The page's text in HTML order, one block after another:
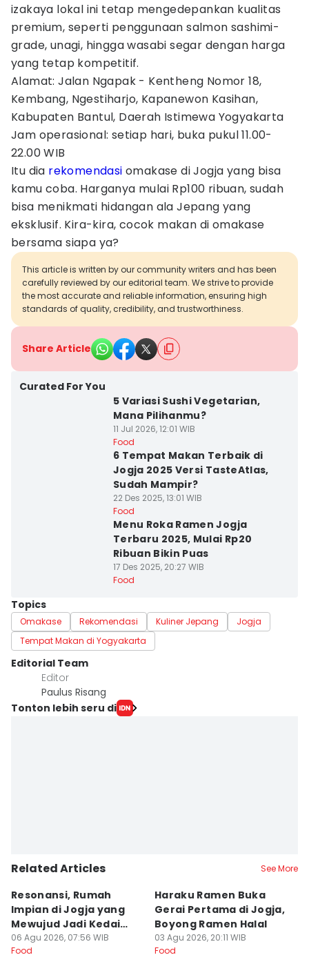
izakaya lokal ini tetap mengedepankan kualitas
premium, seperti penggunaan salmon sashimi-
grade, unagi, hingga wasabi segar dengan harga
yang tetap kompetitif.
Alamat: Jalan Ngapak - Kentheng Nomor 18,
Kembang, Ngestiharjo, Kapanewon Kasihan,
Kabupaten Bantul, Daerah Istimewa Yogyakarta
Jam operasional: setiap hari, buka pukul 11.00-
22.00 WIB
Itu dia rekomendasi omakase di Jogja yang bisa
kamu coba. Harganya mulai Rp100 ribuan, sudah
bisa menikmati hidangan ala Jepang yang
eksklusif. Kira-kira, cocok makan di omakase
bersama siapa ya?
This article is written by our community writers and has been
carefully reviewed by our editorial team. We strive to provide
the most accurate and reliable information, ensuring high
standards of quality, credibility, and trustworthiness.
Share Article
Curated For You
5 Variasi Sushi Vegetarian,
Mana Pilihanmu?
11 Jul 2026, 12:01 WIB
Food
6 Tempat Makan Terbaik di
Jogja 2025 Versi TasteAtlas,
Sudah Mampir?
22 Des 2025, 13:01 WIB
Food
Menu Roka Ramen Jogja
Terbaru 2025, Mulai Rp20
Ribuan Bikin Puas
17 Des 2025, 20:27 WIB
Food
Topics
Omakase Rekomendasi Kuliner Jepang
Jogja
Tempat Makan di Yogyakarta
Editorial Team
Editor
Paulus Risang
Tonton lebih seru di
Related Articles See More
Resonansi, Rumah
Impian di Jogja yang
Mewujud Jadi Kedai
Ramen dan Burger
06 Agu 2026, 07:56 WIB
Food
Haraku Ramen Buka
Gerai Pertama di Jogja,
Boyong Ramen Halal
03 Agu 2026, 20:11 WIB
Food